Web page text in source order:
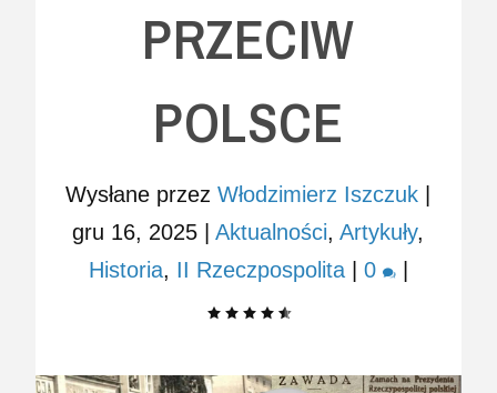
PRZECIW
POLSCE
Wysłane przezWłodzimierz Iszczuk
gru 16, 2025 |Aktualności,Artykuły,
Historia, II Rzeczpospolita| 0 |